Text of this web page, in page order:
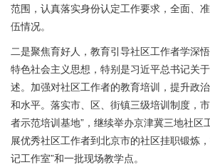
范围，认真落实身份认定工作要求，全面、
伍情况。
二是聚焦育好人，教育引导社区工作者学深
特色社会主义思想，特别是习近平总书记关
述。加强对社区工作者的教育培训，提升政
和水平。落实市、区、街镇三级培训制度，
者示范培训基地”，继续举办京津冀三地社区
展优秀社区工作者到北京市的社区挂职锻炼
记工作室”和一批现场教学点。